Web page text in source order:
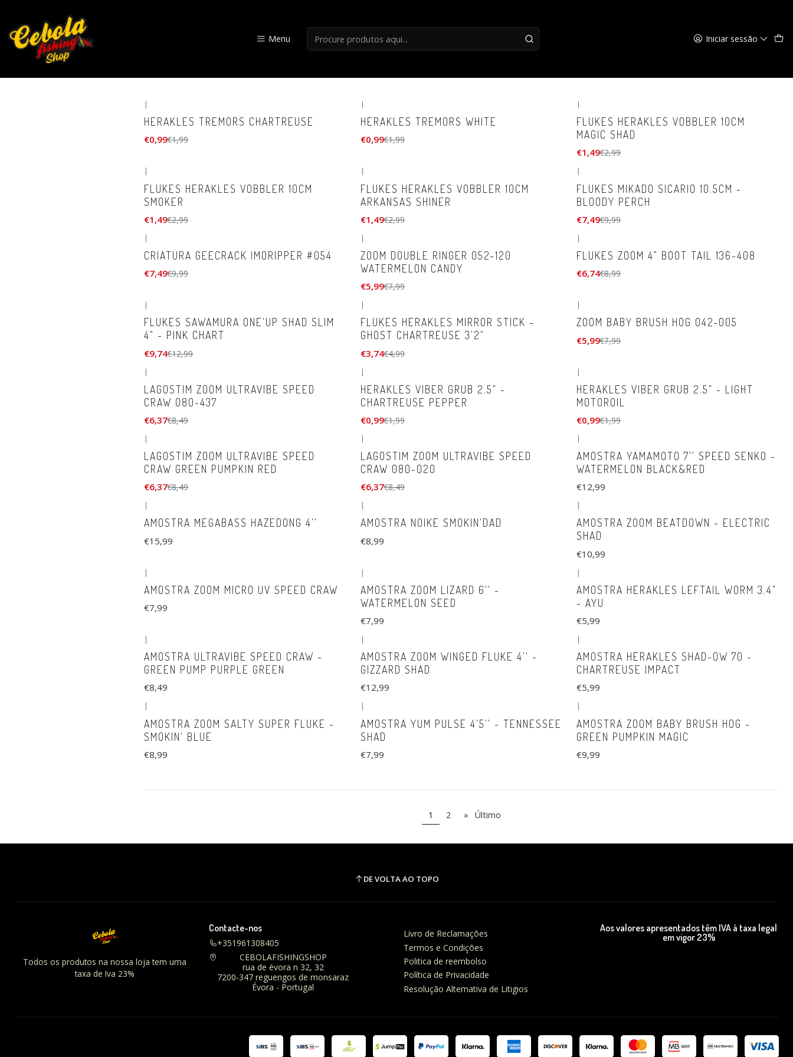
Menu Iniciar sessão
liquidação 25%
|
HERAKLES TREMORS CHARTREUSE
€0,99€1,99
|
HERAKLES TREMORS WHITE
€0,99€1,99
|
FLUKES HERAKLES VOBBLER 10CM
MAGIC SHAD
€1,49€2,99
|
FLUKES HERAKLES VOBBLER 10CM
SMOKER
€1,49€2,99
|
FLUKES HERAKLES VOBBLER 10CM
ARKANSAS SHINER
€1,49€2,99
|
FLUKES MIKADO SICARIO 10.5CM -
BLOODY PERCH
€7,49€9,99
|
CRIATURA GEECRACK IMORIPPER #054
€7,49€9,99
|
ZOOM DOUBLE RINGER 052-120
WATERMELON CANDY
€5,99€7,99
|
FLUKES ZOOM 4" BOOT TAIL 136-408
€6,74€8,99
|
FLUKES SAWAMURA ONE'UP SHAD SLIM
4" - PINK CHART
€9,74€12,99
|
FLUKES HERAKLES MIRROR STICK -
GHOST CHARTREUSE 3'2"
€3,74€4,99
|
ZOOM BABY BRUSH HOG 042-005
€5,99€7,99
|
LAGOSTIM ZOOM ULTRAVIBE SPEED
CRAW 080-437
€6,37€8,49
|
HERAKLES VIBER GRUB 2.5" -
CHARTREUSE PEPPER
€0,99€1,99
|
HERAKLES VIBER GRUB 2.5" - LIGHT
MOTOROIL
€0,99€1,99
|
LAGOSTIM ZOOM ULTRAVIBE SPEED
CRAW GREEN PUMPKIN RED
€6,37€8,49
|
LAGOSTIM ZOOM ULTRAVIBE SPEED
CRAW 080-020
€6,37€8,49
|
AMOSTRA YAMAMOTO 7'' SPEED SENKO -
WATERMELON BLACK&RED
€12,99
|
AMOSTRA MEGABASS HAZEDONG 4''
€15,99
|
AMOSTRA NOIKE SMOKIN'DAD
€8,99
|
AMOSTRA ZOOM BEATDOWN - ELECTRIC
SHAD
€10,99
|
AMOSTRA ZOOM MICRO UV SPEED CRAW
€7,99
|
AMOSTRA ZOOM LIZARD 6'' -
WATERMELON SEED
€7,99
|
AMOSTRA HERAKLES LEFTAIL WORM 3.4"
- AYU
€5,99
|
AMOSTRA ULTRAVIBE SPEED CRAW -
GREEN PUMP PURPLE GREEN
€8,49
|
AMOSTRA ZOOM WINGED FLUKE 4'' -
GIZZARD SHAD
€12,99
|
AMOSTRA HERAKLES SHAD-OW 70 -
CHARTREUSE IMPACT
€5,99
|
AMOSTRA ZOOM SALTY SUPER FLUKE -
SMOKIN' BLUE
€8,99
|
AMOSTRA YUM PULSE 4'5'' - TENNESSEE
SHAD
€7,99
|
AMOSTRA ZOOM BABY BRUSH HOG -
GREEN PUMPKIN MAGIC
€9,99
1 2 » Último
DE VOLTA AO TOPO
Todos os produtos na nossa loja tem uma
taxa de Iva 23%
Contacte-nos
+351961308405
CEBOLAFISHINGSHOP
rua de évora n 32, 32
7200-347 reguengos de monsaraz
Évora - Portugal
Livro de Reclamações
Termos e Condições
Politica de reembolso
Política de Privacidade
Resolução Alternativa de Litigios
Aos valores apresentados têm IVA à taxa legal
em vigor 23%